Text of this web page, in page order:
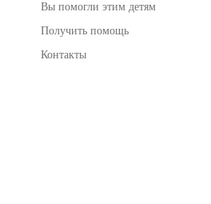
Вы помогли этим детям
Получить помощь
Контакты